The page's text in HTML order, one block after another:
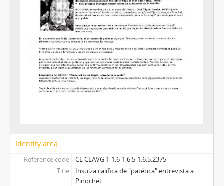
Identity area
Reference code
CL CLAVG 1-1.6-1.6.5-1.6.5.2375
Title
Insulza califica de "patética" entrevista a
Pinochet